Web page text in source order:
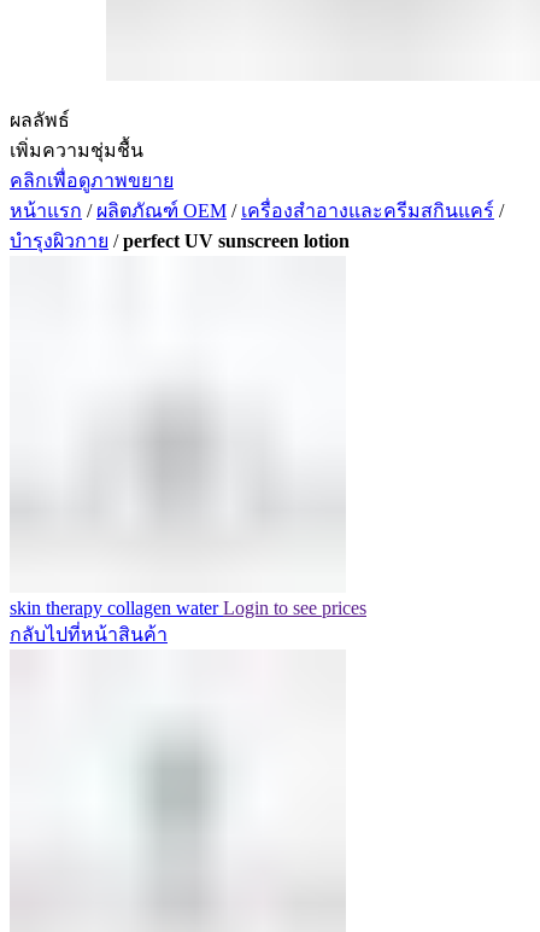
ผลลัพธ์
เพิ่มความชุ่มชื้น
คลิกเพื่อดูภาพขยาย
หน้าแรก / ผลิตภัณฑ์ OEM / เครื่องสำอางและครีมสกินแคร์ /
บำรุงผิวกาย /perfect UV sunscreen lotion
skin therapy collagen waterLogin to see prices
กลับไปที่หน้าสินค้า